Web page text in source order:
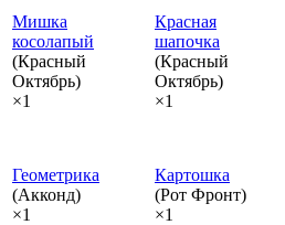
Мишка
косолапый
(Красный
Октябрь)
×1
Красная
шапочка
(Красный
Октябрь)
×1
Геометрика
(Акконд)
×1
Картошка
(Рот Фронт)
×1